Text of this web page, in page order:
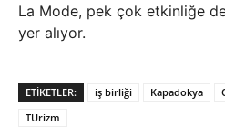
La Mode, pek çok etkinliğe
yer alıyor.
ETIKETLER: iş birliği Kapadokya
TUrizm